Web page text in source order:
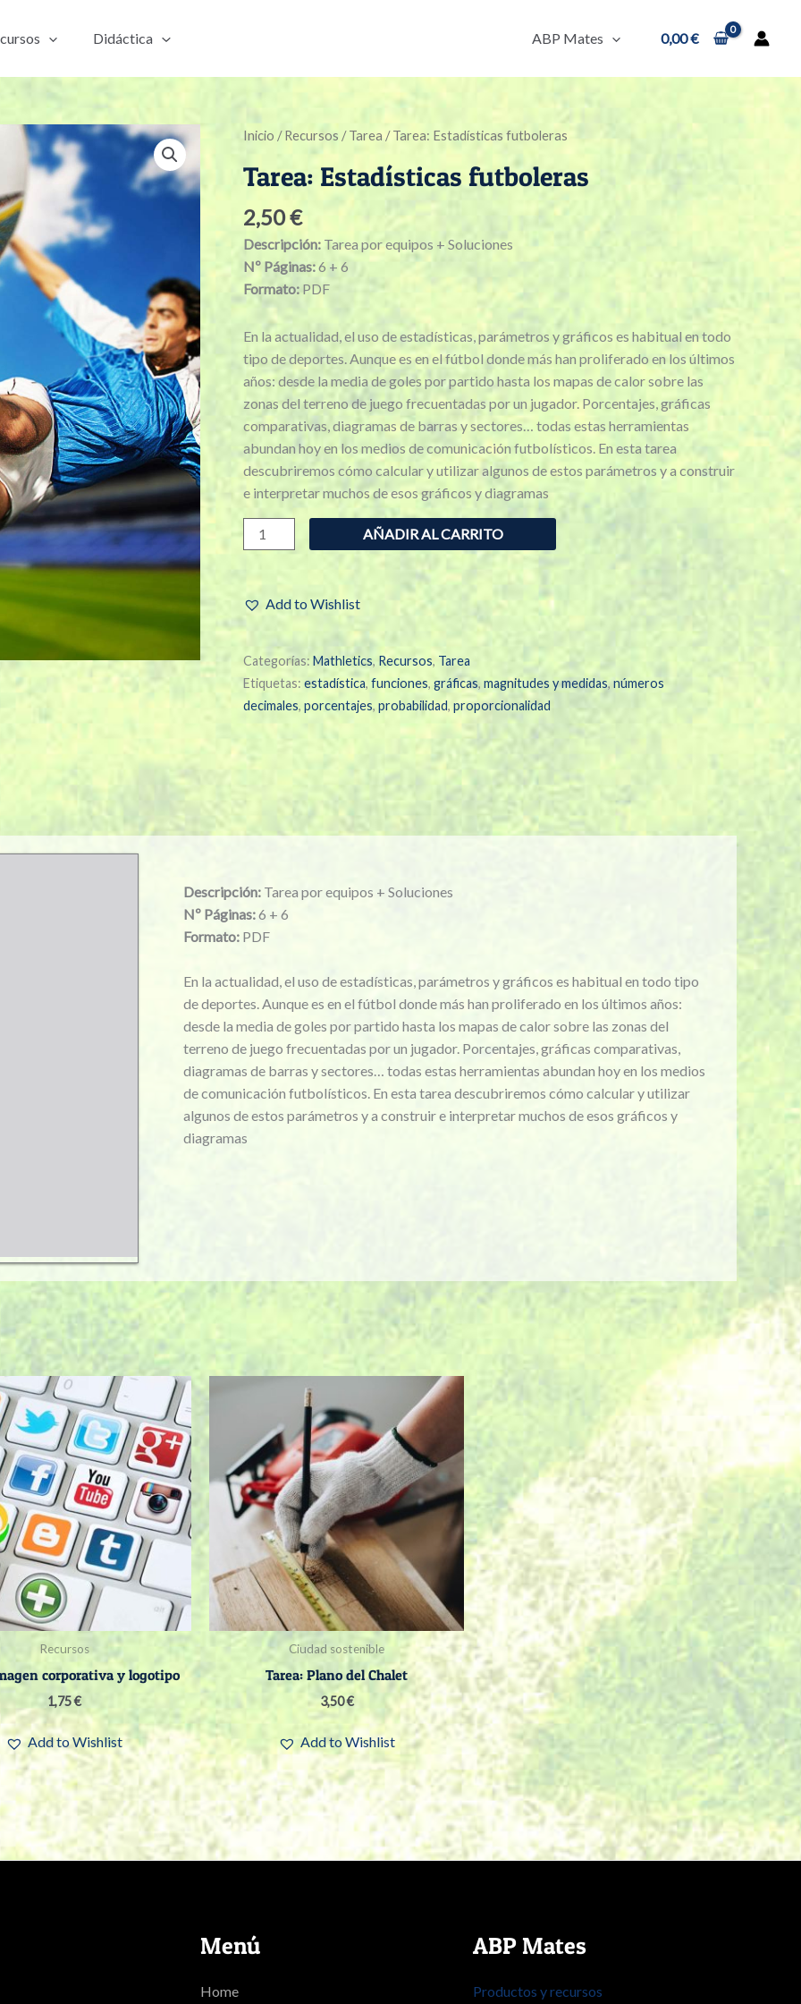
Didáctica ABP Mates 0,00€
Inicio /Recursos /Tarea / Tarea: Estadísticas futboleras
Tarea: Estadísticas futboleras
2,50€
Descripción: Tarea por equipos + Soluciones
Nº Páginas:6 + 6
Formato: PDF
En la actualidad, el uso de estadísticas, parámetros y gráficos es habitual en todo
tipo de deportes. Aunque es en el fútbol donde más han proliferado en los últimos
años: desde la media de goles por partido hasta los mapas de calor sobre las
zonas del terreno de juego frecuentadas por un jugador. Porcentajes, gráficas
comparativas, diagramas de barras y sectores… todas estas herramientas
abundan hoy en los medios de comunicación futbolísticos. En esta tarea
descubriremos cómo calcular y utilizar algunos de estos parámetros y a construir
e interpretar muchos de esos gráficos y diagramas
Tarea:
Estadísticas
futboleras
AÑADIR AL CARRITO
Add to Wishlist
Categorías: Mathletics, Recursos, Tarea
Etiquetas: estadística, funciones, gráficas, magnitudes y medidas, números
decimales, porcentajes, probabilidad, proporcionalidad
Descripción: Tarea por equipos + Soluciones
Nº Páginas:6 + 6
Formato: PDF
En la actualidad, el uso de estadísticas, parámetros y gráficos es habitual en todo tipo
de deportes. Aunque es en el fútbol donde más han proliferado en los últimos años:
desde la media de goles por partido hasta los mapas de calor sobre las zonas del
terreno de juego frecuentadas por un jugador. Porcentajes, gráficas comparativas,
diagramas de barras y sectores… todas estas herramientas abundan hoy en los medios
de comunicación futbolísticos. En esta tarea descubriremos cómo calcular y utilizar
algunos de estos parámetros y a construir e interpretar muchos de esos gráficos y
diagramas
Recursos
corporativa y logotipo
1,75€
Add to Wishlist
Ciudad sostenible
Tarea: Plano del Chalet
3,50€
Add to Wishlist
Menú
Home
ABP Mates
Productos y recursos